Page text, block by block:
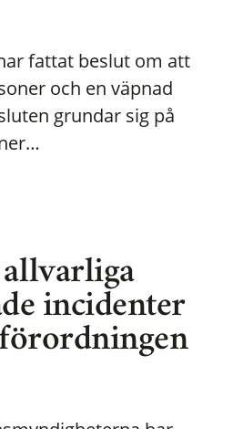
fattat beslut om att
och en väpnad
grundar sig på
incidenter